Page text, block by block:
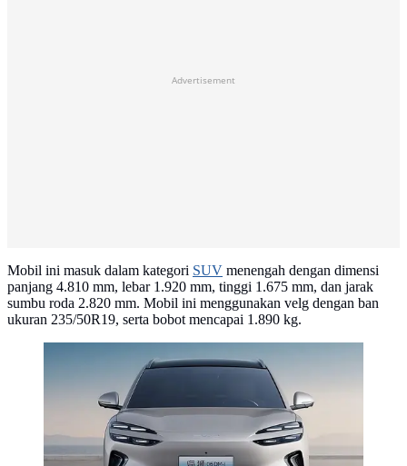
Advertisement
Mobil ini masuk dalam kategori SUV menengah dengan dimensi
panjang 4.810 mm, lebar 1.920 mm, tinggi 1.675 mm, dan jarak
sumbu roda 2.820 mm. Mobil ini menggunakan velg dengan ban
ukuran 235/50R19, serta bobot mencapai 1.890 kg.
BYD Sealion 06 EV (BYD)